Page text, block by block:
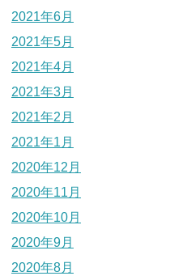
2021年6月
2021年5月
2021年4月
2021年3月
2021年2月
2021年1月
2020年12月
2020年11月
2020年10月
2020年9月
2020年8月